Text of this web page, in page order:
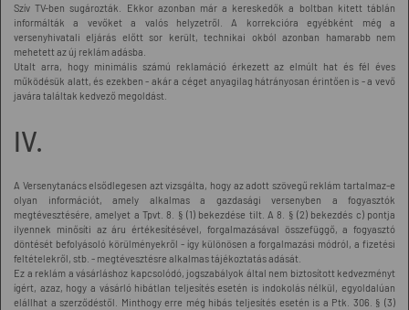
Szív TV-ben sugározták. Ekkor azonban már a kereskedők a boltban kitett táblán
informálták a vevőket a valós helyzetről. A korrekcióra egyébként még a
versenyhivatali eljárás előtt sor került, technikai okból azonban hamarabb nem
mehetett az új reklám adásba.
Utalt arra, hogy minimális számú reklamáció érkezett az elmúlt hat és fél éves
működésük alatt, és ezekben - akár a céget anyagilag hátrányosan érintően is - a vevő
javára találtak kedvező megoldást.
IV.
A Versenytanács elsődlegesen azt vizsgálta, hogy az adott szövegű reklám tartalmaz-e
olyan információt, amely alkalmas a gazdasági versenyben a fogyasztók
megtévesztésére, amelyet a Tpvt. 8. § (1) bekezdése tilt. A 8. § (2) bekezdés c) pontja
ilyennek minősíti az áru értékesítésével, forgalmazásával összefüggő, a fogyasztó
döntését befolyásoló körülményekről - így különösen a forgalmazási módról, a fizetési
feltételekről, stb. - megtévesztésre alkalmas tájékoztatás adását.
Ez a reklám a vásárláshoz kapcsolódó, jogszabályok által nem biztosított kedvezményt
ígért, azaz, hogy a vásárló hibátlan teljesítés esetén is indokolás nélkül, egyoldalúan
elállhat a szerződéstől. Minthogy erre még hibás teljesítés esetén is a Ptk. 306. § (3)